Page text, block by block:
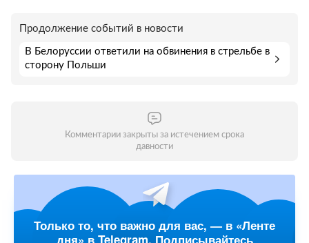
Продолжение событий в новости
В Белоруссии ответили на обвинения в стрельбе в
сторону Польши
Комментарии закрыты за истечением срока
давности
Только то, что важно для вас, — в «Ленте
дня» в Telegram. Подписывайтесь